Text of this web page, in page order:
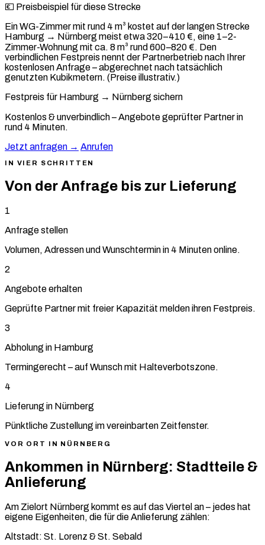
💶 Preisbeispiel für diese Strecke
Ein WG-Zimmer mit rund 4 m³ kostet auf der langen Strecke
Hamburg → Nürnberg meist etwa 320–410 €, eine 1–2-
Zimmer-Wohnung mit ca. 8 m³ rund 600–820 €. Den
verbindlichen Festpreis nennt der Partnerbetrieb nach Ihrer
kostenlosen Anfrage – abgerechnet nach tatsächlich
genutzten Kubikmetern. (Preise illustrativ.)
Festpreis für Hamburg → Nürnberg sichern
Kostenlos & unverbindlich – Angebote geprüfter Partner in
rund 4 Minuten.
Jetzt anfragen → Anrufen
IN VIER SCHRITTEN
Von der Anfrage bis zur Lieferung
1
Anfrage stellen
Volumen, Adressen und Wunschtermin in 4 Minuten online.
2
Angebote erhalten
Geprüfte Partner mit freier Kapazität melden ihren Festpreis.
3
Abholung in Hamburg
Termingerecht – auf Wunsch mit Halteverbotszone.
4
Lieferung in Nürnberg
Pünktliche Zustellung im vereinbarten Zeitfenster.
VOR ORT IN NÜRNBERG
Ankommen in Nürnberg: Stadtteile &
Anlieferung
Am Zielort Nürnberg kommt es auf das Viertel an – jedes hat
eigene Eigenheiten, die für die Anlieferung zählen:
Altstadt: St. Lorenz & St. Sebald